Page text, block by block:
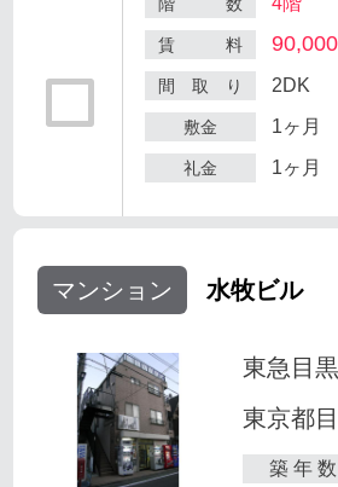
賃 料
間 取 り 2DK
敷金 1ヶ月
礼金 1ヶ月
マンション 水牧ビル
東急目
東京都
築 年 数